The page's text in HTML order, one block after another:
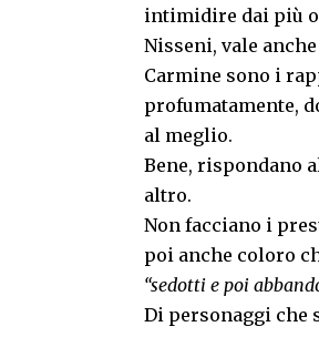
intimidire dai più
Nisseni, vale
Carmine sono i
profumatamente,
al meglio.
Bene, rispondano
altro.
Non facciano i
poi anche coloro
“sedotti e poi
Di personaggi che